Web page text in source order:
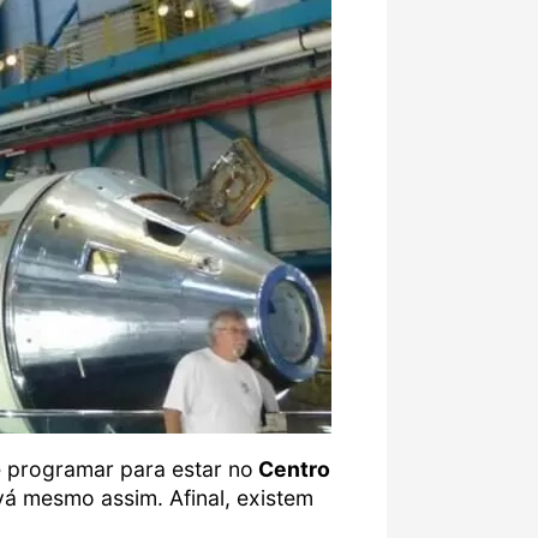
programar para estar no Centro
mesmo assim. Afinal, existem